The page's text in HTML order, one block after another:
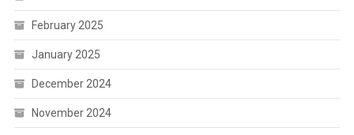
February 2025
January 2025
December 2024
November 2024